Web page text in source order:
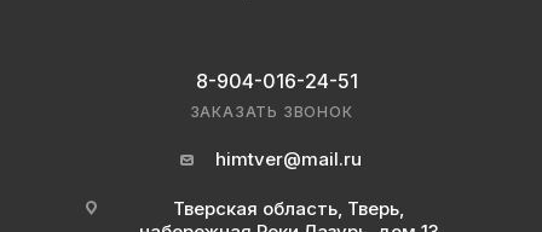
8-904-016-24-51
ЗАКАЗАТЬ ЗВОНОК
himtver@mail.ru
Тверская область, Тверь,